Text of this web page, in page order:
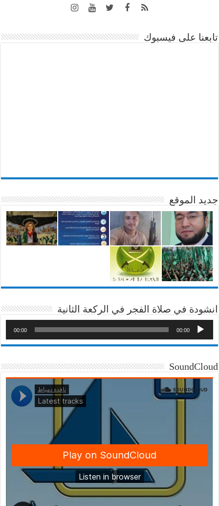
تابعنا على فيسبوك
جديد الموقع
انشودة في صلاة الفجر في الركعة الثانية
00:00
00:00
SoundCloud